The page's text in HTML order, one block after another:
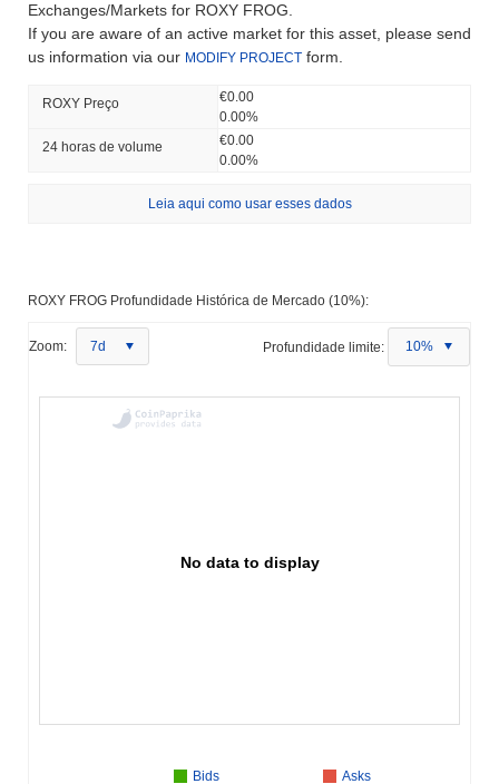
Exchanges/Markets for ROXY FROG.
If you are aware of an active market for this asset, please send
us information via our MODIFY PROJECT form.
ROXY Preço
€0.00
0.00%
24 horas de volume
€0.00
0.00%
Leia aqui como usar esses dados
ROXY FROG Profundidade Histórica de Mercado (10%):
Zoom: 7d Profundidade limite: 10%
No data to display
Bids
Asks